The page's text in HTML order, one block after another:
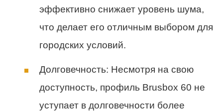
эффективно снижает уровень шума,
что делает его отличным выбором для
городских условий.
Долговечность: Несмотря на свою
доступность, профиль Brusbox 60 не
уступает в долговечности более